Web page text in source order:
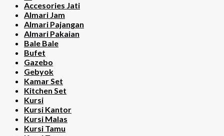
Accesories Jati
Almari Jam
Almari Pajangan
Almari Pakaian
Bale Bale
Bufet
Gazebo
Gebyok
Kamar Set
Kitchen Set
Kursi
Kursi Kantor
Kursi Malas
Kursi Tamu